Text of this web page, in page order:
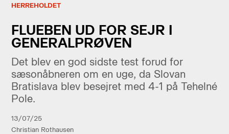
HERREHOLDET
FLUEBEN UD FOR SEJR I
GENERALPRØVEN
Det blev en god sidste test forud for
sæsonåbneren om en uge, da Slovan
Bratislava blev besejret med 4-1 på Tehelné
Pole.
13/07/25
Christian Rothausen